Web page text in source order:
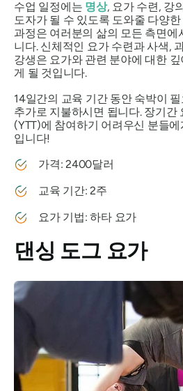
수업 일정에는 명상, 요가 수련, 강
도자가 될 수 있도록 도와줄 다양
과정은 여러분의 삶의 모든 측면에
니다. 신체적인 요가 수련과 사색,
강생은 요가와 관련 분야에 대한
게 될 것입니다.
14일간의 교육 기간 동안 숙박이
추가로 지불하시면 됩니다. 장기간
(YTT)에 참여하기 어려우신 분들
입니다!
가격: 2400달러
교육 기간: 2주
요가 기법: 하타 요가
댄싱 도그 요가